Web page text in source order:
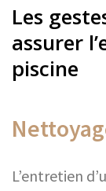
Les
assurer
piscine
L’entretien